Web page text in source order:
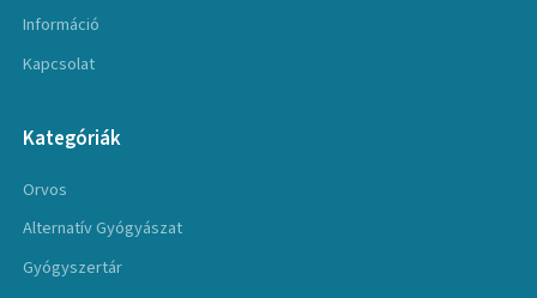
Információ
Kapcsolat
Kategóriák
Orvos
Alternatív Gyógyászat
Gyógyszertár